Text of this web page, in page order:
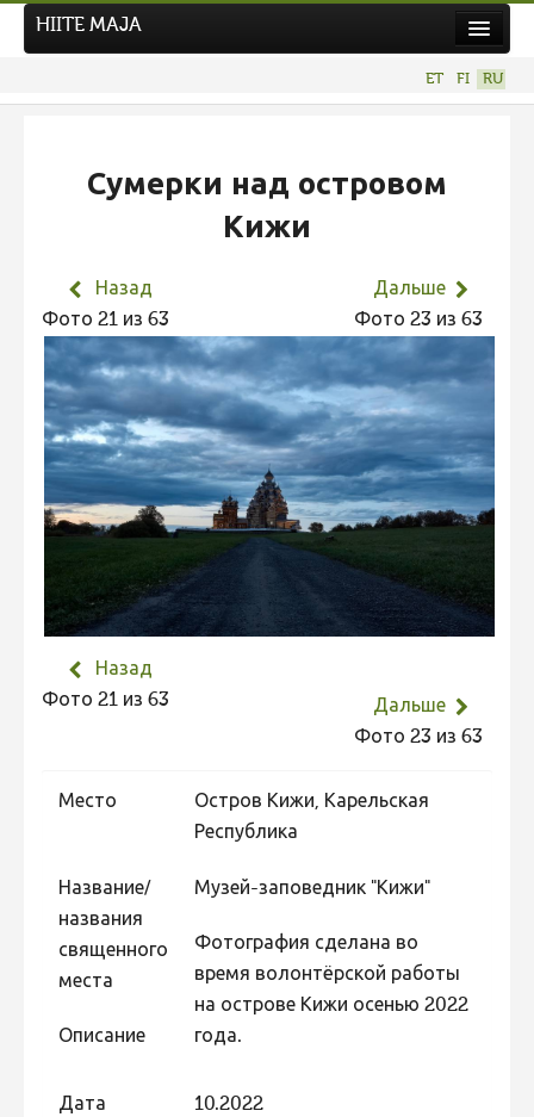
Hiite kuvavõistlus 2026
Не учитываются 2025
Видео 2025
Фотоконкурс 2024
Не учитываются 2024
Видео 2024
Фотоконкурс 2023
Не учитываются 2023
Видео 2023
Фотоконкурс 2022
Не учитываются 2022
Видео 2021
Видео 2020
Фотоконкурс 2019
Фотоконкурс 2018
Фотоконкурс 2015
HIITE MAJA
ET FI RU
Сумерки над островом
Кижи
Назад
Фото 21 из 63
Дальше
Фото 23 из 63
Назад
Фото 21 из 63
Дальше
Фото 23 из 63
Место
Остров Кижи, Карельская
Республика
Название/
названия
священного
места
Музей-заповедник "Кижи"
Описание
Фотография сделана во
время волонтёрской работы
на острове Кижи осенью 2022
года.
Дата 10.2022